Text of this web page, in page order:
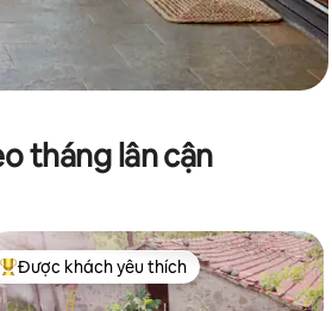
tháng lân cận
Được khách yêu thích nhất
Được khách yêu thích